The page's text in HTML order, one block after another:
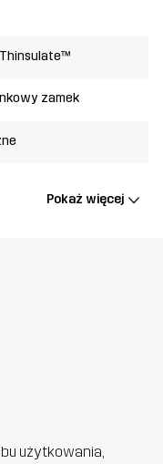
zamek
Pokaż więcej
użytkowania,